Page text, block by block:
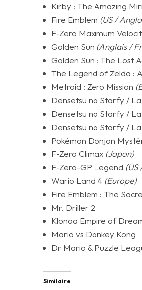
Kirby : The Amazing
Fire Emblem (US /
F-Zero Maximum
Golden Sun (Anglais /
Golden Sun : The Lost
The Legend of Zelda :
Metroid : Zero Mission
Densetsu no Starfy /
Densetsu no Starfy /
Densetsu no Starfy /
Pokémon Donjon
F-Zero Climax (Japon)
F-Zero-GP Legend (US
Wario Land 4 (Europe)
Fire Emblem : The
Mr. Driller 2
Klonoa Empire of
Mario vs Donkey Kong
Dr Mario & Puzzle
Similaire